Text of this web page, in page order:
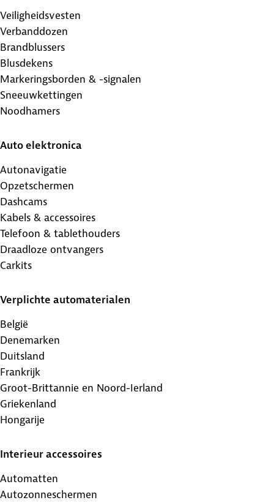
Veiligheidsvesten
Verbanddozen
Brandblussers
Blusdekens
Markeringsborden & -signalen
Sneeuwkettingen
Noodhamers
Auto elektronica
Autonavigatie
Opzetschermen
Dashcams
Kabels & accessoires
Telefoon & tablethouders
Draadloze ontvangers
Carkits
Verplichte automaterialen
België
Denemarken
Duitsland
Frankrijk
Groot-Brittannie en Noord-Ierland
Griekenland
Hongarije
Interieur accessoires
Automatten
Autozonneschermen